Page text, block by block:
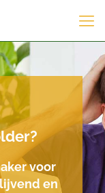
voor
en